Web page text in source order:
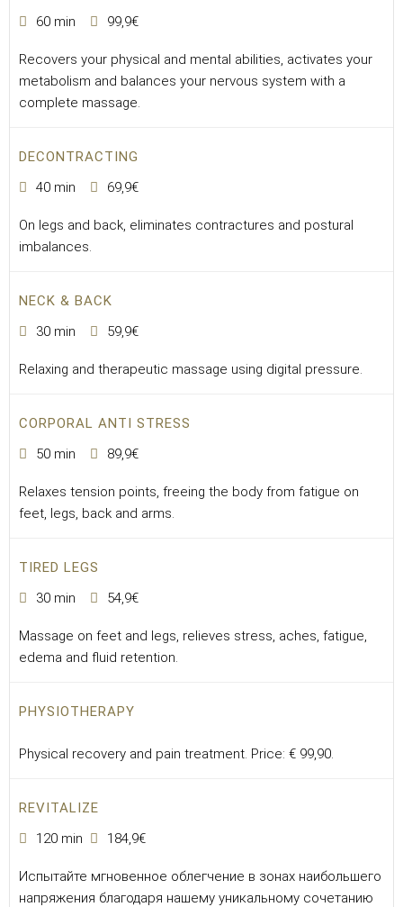
60 min
99,9€
Recovers your physical and mental abilities, activates your
metabolism and balances your nervous system with a
complete massage.
DECONTRACTING
40 min
69,9€
On legs and back, eliminates contractures and postural
imbalances.
NECK & BACK
30 min
59,9€
Relaxing and therapeutic massage using digital pressure.
CORPORAL ANTI STRESS
50 min
89,9€
Relaxes tension points, freeing the body from fatigue on
feet, legs, back and arms.
TIRED LEGS
30 min
54,9€
Massage on feet and legs, relieves stress, aches, fatigue,
edema and fluid retention.
PHYSIOTHERAPY
Physical recovery and pain treatment. Price: € 99,90.
REVITALIZE
120 min
184,9€
Испытайте мгновенное облегчение в зонах наибольшего
напряжения благодаря нашему уникальному сочетанию